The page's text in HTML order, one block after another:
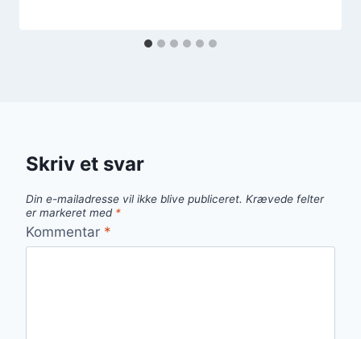
Skriv et svar
Din e-mailadresse vil ikke blive publiceret. Krævede felter
er markeret med *
Kommentar *